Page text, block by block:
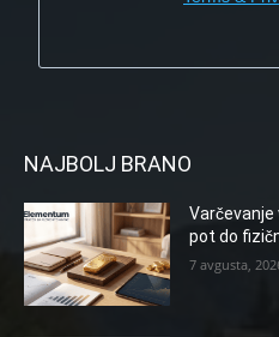
NAJBOLJ BRANO
pot do
7 avgusta,